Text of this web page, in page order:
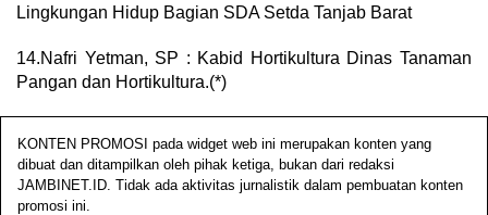
Lingkungan Hidup Bagian SDA Setda Tanjab Barat
14.Nafri Yetman, SP : Kabid Hortikultura Dinas Tanaman
Pangan dan Hortikultura.(*)
KONTEN PROMOSI pada widget web ini merupakan konten yang
dibuat dan ditampilkan oleh pihak ketiga, bukan dari redaksi
JAMBINET.ID. Tidak ada aktivitas jurnalistik dalam pembuatan konten
promosi ini.